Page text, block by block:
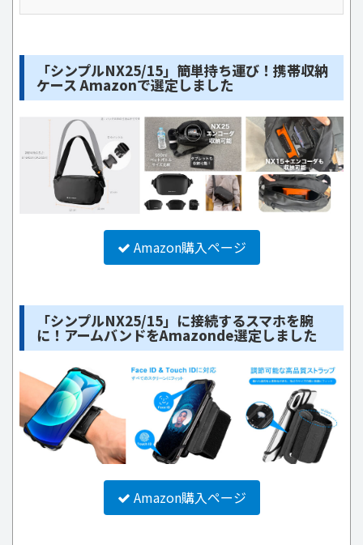
「シンプルNX25/15」簡単持ち運び！携帯収納
ケース Amazonで選定しました
Amazon購入ページ
「シンプルNX25/15」に接続するスマホを腕
に！アームバンドをAmazonde選定しました
Amazon購入ページ